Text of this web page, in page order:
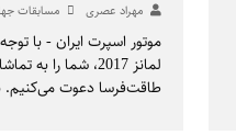
مهراد عصری مسابقات
لمانز 2017، شما را
طاقت‌فرسا دعوت ‌می‌کنیم.